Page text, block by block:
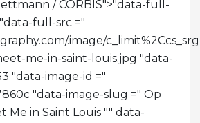
/ CORBIS">"data-full-
full-src ="
.image/
me-in-saint-louis.jpg "data-
"data-image-id ="
"data-image-slug =" Op
Me in Saint Louis "" data-